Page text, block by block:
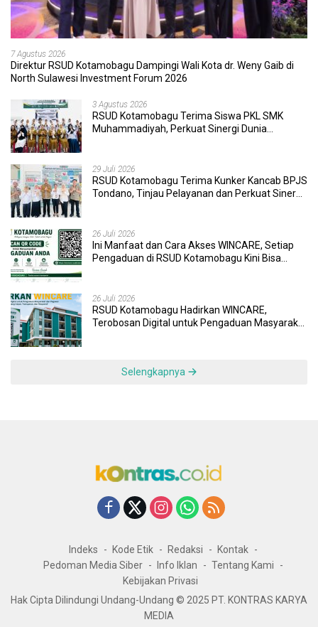
7 Agustus 2026
Direktur RSUD Kotamobagu Dampingi Wali Kota dr. Weny Gaib di
North Sulawesi Investment Forum 2026
3 Agustus 2026
RSUD Kotamobagu Terima Siswa PKL SMK
Muhammadiyah, Perkuat Sinergi Dunia
29 Juli 2026
RSUD Kotamobagu Terima Kunker Kancab BPJS
Tondano, Tinjau Pelayanan dan Perkuat Sinergi
26 Juli 2026
Ini Manfaat dan Cara Akses WINCARE, Setiap
Pengaduan di RSUD Kotamobagu Kini Bisa
26 Juli 2026
RSUD Kotamobagu Hadirkan WINCARE,
Terobosan Digital untuk Pengaduan Masyarakat
Selengkapnya
Indeks Kode Etik Redaksi
Kontak
Pedoman Media Siber
Info Iklan
Tentang Kami
Kebijakan Privasi
Hak Cipta Dilindungi Undang-Undang © 2025 PT. KONTRAS KARYA
MEDIA